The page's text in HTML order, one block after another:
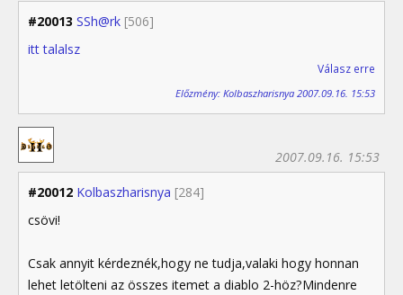
#20013 SSh@rk [506]
itt talalsz
Válasz erre
Előzmény: Kolbaszharisnya 2007.09.16. 15:53
#20012 Kolbaszharisnya [284]
2007.09.16. 15:53
csövi!
Csak annyit kérdeznék,hogy ne tudja,valaki hogy honnan
lehet letölteni az összes itemet a diablo 2-höz?Mindenre